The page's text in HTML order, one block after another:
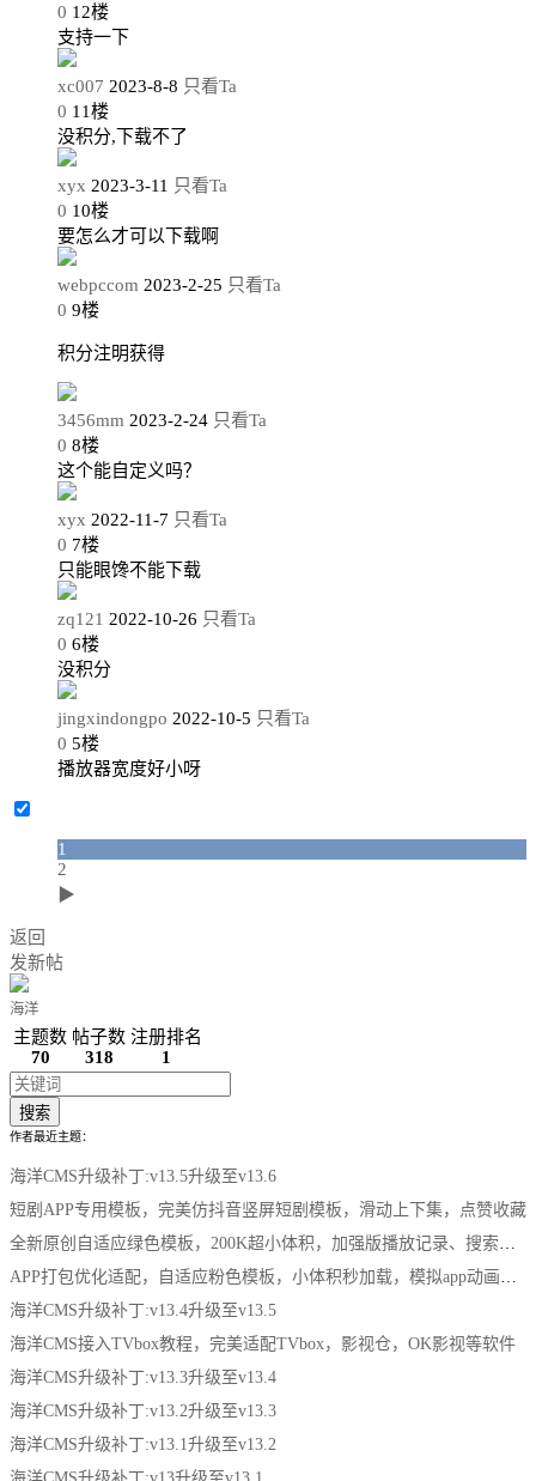
0 12楼
支持一下
xc007 2023-8-8 只看Ta
0 11楼
没积分,下载不了
xyx 2023-3-11 只看Ta
0 10楼
要怎么才可以下载啊
webpccom 2023-2-25 只看Ta
0 9楼
积分注明获得
3456mm 2023-2-24 只看Ta
0 8楼
这个能自定义吗？
xyx 2022-11-7 只看Ta
0 7楼
只能眼馋不能下载
zq121 2022-10-26 只看Ta
0 6楼
没积分
jingxindongpo 2022-10-5 只看Ta
0 5楼
播放器宽度好小呀
1
2
▶
返回
发新帖
海洋
主题数
70
帖子数
318
注册排名
1
搜索
作者最近主题：
海洋CMS升级补丁:v13.5升级至v13.6
短剧APP专用模板，完美仿抖音竖屏短剧模板，滑动上下集，点赞收藏
海洋CMS升级补丁:v13.4升级至v13.5
海洋CMS接入TVbox教程，完美适配TVbox，影视仓，OK影视等软件
海洋CMS升级补丁:v13.3升级至v13.4
海洋CMS升级补丁:v13.2升级至v13.3
海洋CMS升级补丁:v13.1升级至v13.2